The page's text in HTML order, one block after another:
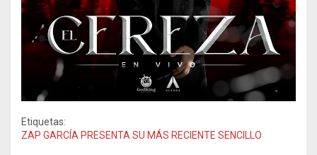
Etiquetas:
ZAP GARCÍA PRESENTA SU MÁS RECIENTE SENCILLO